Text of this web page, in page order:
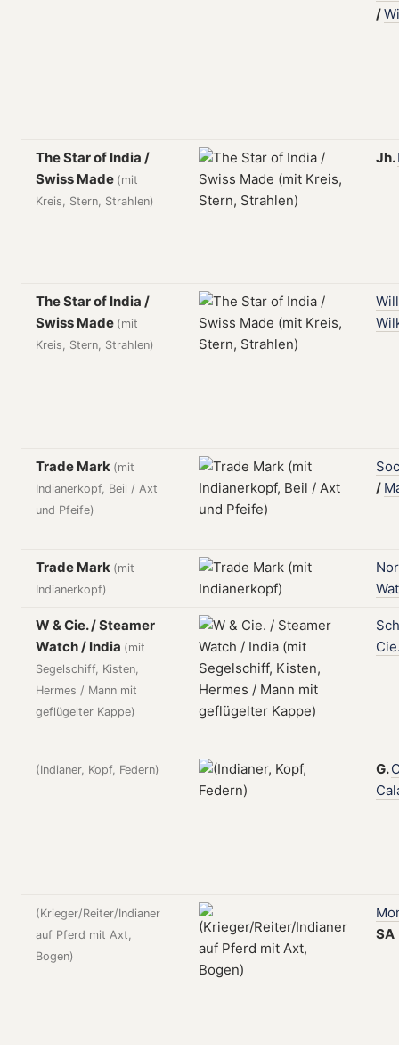
/
The Star of India /
Swiss Made (mit
Kreis, Stern, Strahlen)
Jh.
The Star of India /
Swiss Made (mit
Kreis, Stern, Strahlen)
Trade Mark (mit
Indianerkopf, Beil / Axt
und Pfeife)
/
Trade Mark (mit
Indianerkopf)
W & Cie. / Steamer
Watch / India (mit
Segelschiff, Kisten,
Hermes / Mann mit
geflügelter Kappe)
(Indianer, Kopf, Federn) G.
(Krieger/Reiter/Indianer
auf Pferd mit Axt,
Bogen)
SA